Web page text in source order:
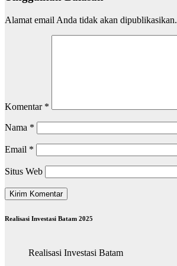
Alamat email Anda tidak akan dipublikasikan.
Komentar *
Nama *
Email *
Situs Web
Realisasi Investasi Batam 2025
Realisasi Investasi Batam